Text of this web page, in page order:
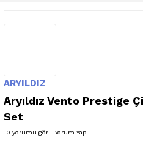
ARYILDIZ
Aryıldız Vento Prestige
Set
0 yorumu gör - Yorum Yap